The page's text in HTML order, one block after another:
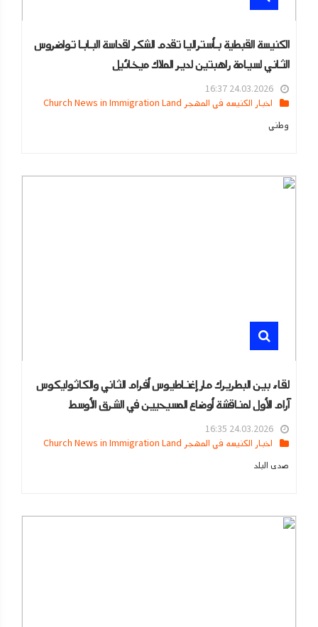
الكنيسة القبطية بأستراليا تقدم الشكر لقداسة البابا تواضروس
الثاني لسيامة راهبتين لدير الملاك ميخائيل
24.03.2026 16:37
اخبار الكنيسه في المهجر Church News in Immigration Land
وطني
لقاء بين البطريرك مار إغناطيوس أفرام الثاني والكاثوليكوس
آرام الأول لمناقشة أوضاع المسيحيين في الشرق الأوسط
24.03.2026 16:35
اخبار الكنيسه في المهجر Church News in Immigration Land
صدى البلد